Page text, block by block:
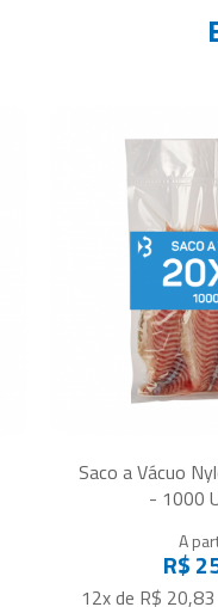
Saco a Vácuo
- 1000
A
R$
12x de R$ 20,83